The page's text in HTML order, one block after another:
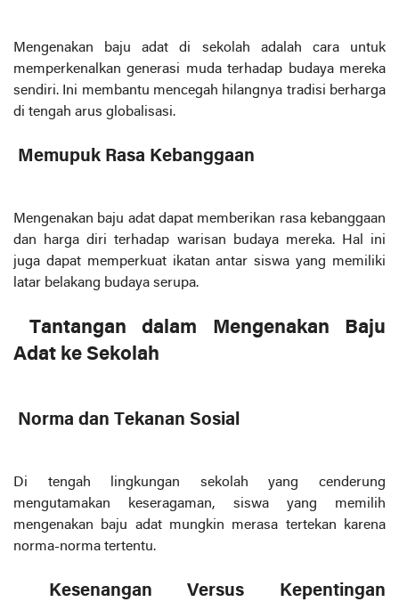
Mengenakan baju adat di sekolah adalah cara untuk
memperkenalkan generasi muda terhadap budaya mereka
sendiri. Ini membantu mencegah hilangnya tradisi berharga
di tengah arus globalisasi.
Memupuk Rasa Kebanggaan
Mengenakan baju adat dapat memberikan rasa kebanggaan
dan harga diri terhadap warisan budaya mereka. Hal ini
juga dapat memperkuat ikatan antar siswa yang memiliki
latar belakang budaya serupa.
Tantangan dalam Mengenakan Baju
Adat ke Sekolah
Norma dan Tekanan Sosial
Di tengah lingkungan sekolah yang cenderung
mengutamakan keseragaman, siswa yang memilih
mengenakan baju adat mungkin merasa tertekan karena
norma-norma tertentu.
Kesenangan Versus Kepentingan